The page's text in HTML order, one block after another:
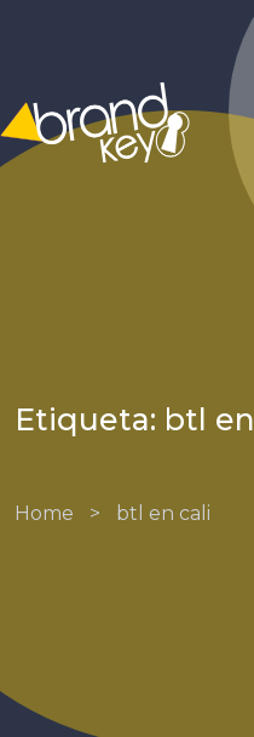
Etiqueta: btl
Home > btl en cali